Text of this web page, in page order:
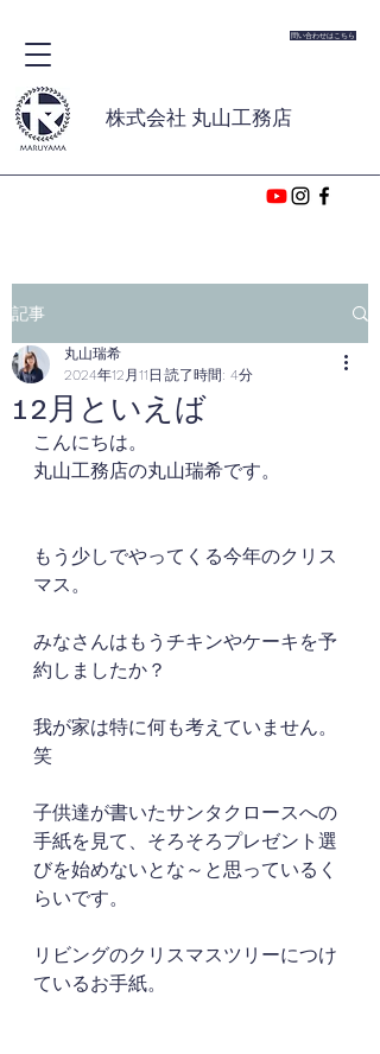
問い合わせはこちら
株式会社 丸山工務店
記事
12月といえば
丸山瑞希
2024年12月11日 読了時間: 4分
こんにちは。
丸山工務店の丸山瑞希です。
もう少しでやってくる今年のクリス
マス。
みなさんはもうチキンやケーキを予
約しましたか？
我が家は特に何も考えていません。
笑
子供達が書いたサンタクロースへの
手紙を見て、そろそろプレゼント選
びを始めないとな～と思っているく
らいです。
リビングのクリスマスツリーにつけ
ているお手紙。